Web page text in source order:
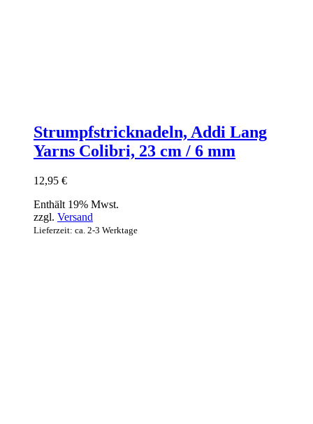
Strumpfstricknadeln, Addi Lang
Yarns Colibri, 23 cm / 6 mm
12,95 €
Enthält 19% Mwst.
zzgl. Versand
Lieferzeit: ca. 2-3 Werktage